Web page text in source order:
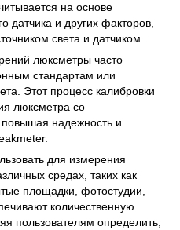
на основе
датчика и других факторов,
света и датчиком.
люксметры часто
стандартам или
Этот процесс калибровки
люксметра со
надежность и
для измерения
средах, таких как
площадки, фотостудии,
количественную
пользователям определить,